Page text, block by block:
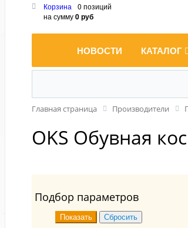
Корзина
0 позиций
на сумму0 руб
НОВОСТИ КАТАЛОГ
Главная страница Производители
OKS Обувная
Подбор параметров